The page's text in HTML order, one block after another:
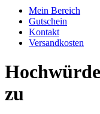
Mein Bereich
Gutschein
Kontakt
Versandkosten
zu